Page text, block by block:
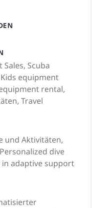
Scuba
equipment
rental,
Travel
und Aktivitäten,
dive
adaptive support